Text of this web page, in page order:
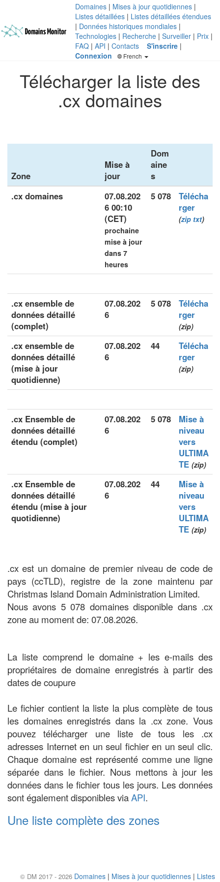
Domaines | Mises à jour quotidiennes |
Listes détaillées | Listes détaillées étendues
| Données historiques mondiales |
Technologies | Recherche | Surveiller | Prix |
FAQ | API | Contacts S'inscrire |
Connexion
French
Télécharger la liste des
.cx domaines
Zone
Mise à
jour
Dom
aine
s
.cx domaines
07.08.202
6 00:10
(CET)
prochaine
mise à jour
dans 7
heures
5 078
Télécha
rger
(zip txt)
.cx ensemble de
données détaillé
(complet)
07.08.202
6
5 078
Télécha
rger
(zip)
.cx ensemble de
données détaillé
(mise à jour
quotidienne)
07.08.202
6
44
Télécha
rger
(zip)
.cx Ensemble de
données détaillé
étendu (complet)
07.08.202
6
5 078
Mise à
niveau
vers
ULTIMA
TE (zip)
.cx Ensemble de
données détaillé
étendu (mise à jour
quotidienne)
07.08.202
6
44
Mise à
niveau
vers
ULTIMA
TE (zip)
.cx est un domaine de premier niveau de code de
pays (ccTLD), registre de la zone maintenu par
Christmas Island Domain Administration Limited.
Nous avons 5 078 domaines disponible dans .cx
zone au moment de: 07.08.2026.
La liste comprend le domaine + les e-mails des
propriétaires de domaine enregistrés à partir des
dates de coupure
Le fichier contient la liste la plus complète de tous
les domaines enregistrés dans la .cx zone. Vous
pouvez télécharger une liste de tous les .cx
adresses Internet en un seul fichier en un seul clic.
Chaque domaine est représenté comme une ligne
séparée dans le fichier. Nous mettons à jour les
données dans le fichier tous les jours. Les données
sont également disponibles viaAPI.
Une liste complète des zones
© DM 2017 - 2026 Domaines | Mises à jour quotidiennes | Listes